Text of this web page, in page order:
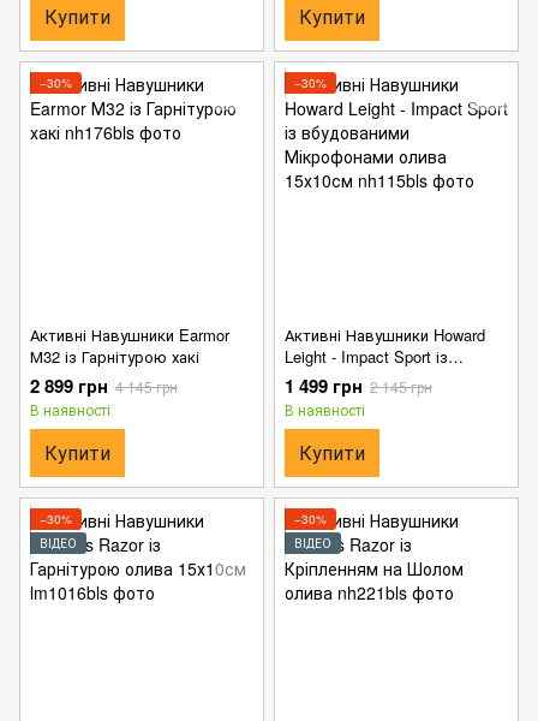
Купити Купити
−30%
Активні Навушники Earmor
М32 із Гарнітурою хакі
2 899 грн 4 145 грн
В наявності
Купити
−30%
Активні Навушники Howard
Leight - Impact Sport із
вбудованими Мікрофонами
олива 15х10см
1 499 грн 2 145 грн
В наявності
Купити
−30%
ВІДЕО
−30%
ВІДЕО